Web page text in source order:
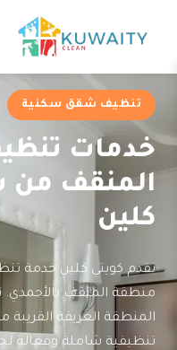
تنظيف شقق سكنية
خدمات
المنقف من
كلين
تقدم كويتي كلين خدمة
منطقة المنقف
المنطقة العريقة القريبة
تنظيفية شاملة وفعالة